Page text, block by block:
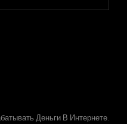
Деньги В Интернете.